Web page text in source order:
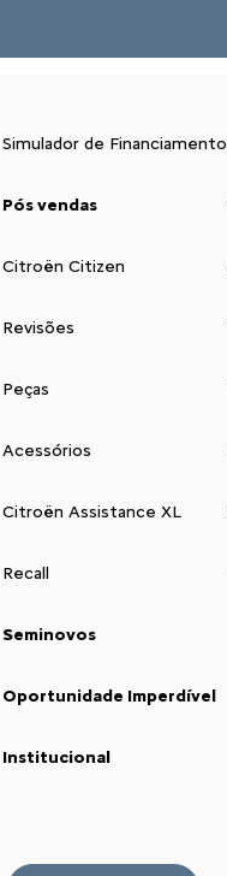
Simulador de Financiamento
Pós vendas
Citroën Citizen
Revisões
Peças
Acessórios
Citroën Assistance XL
Recall
Seminovos
Oportunidade Imperdível
Institucional